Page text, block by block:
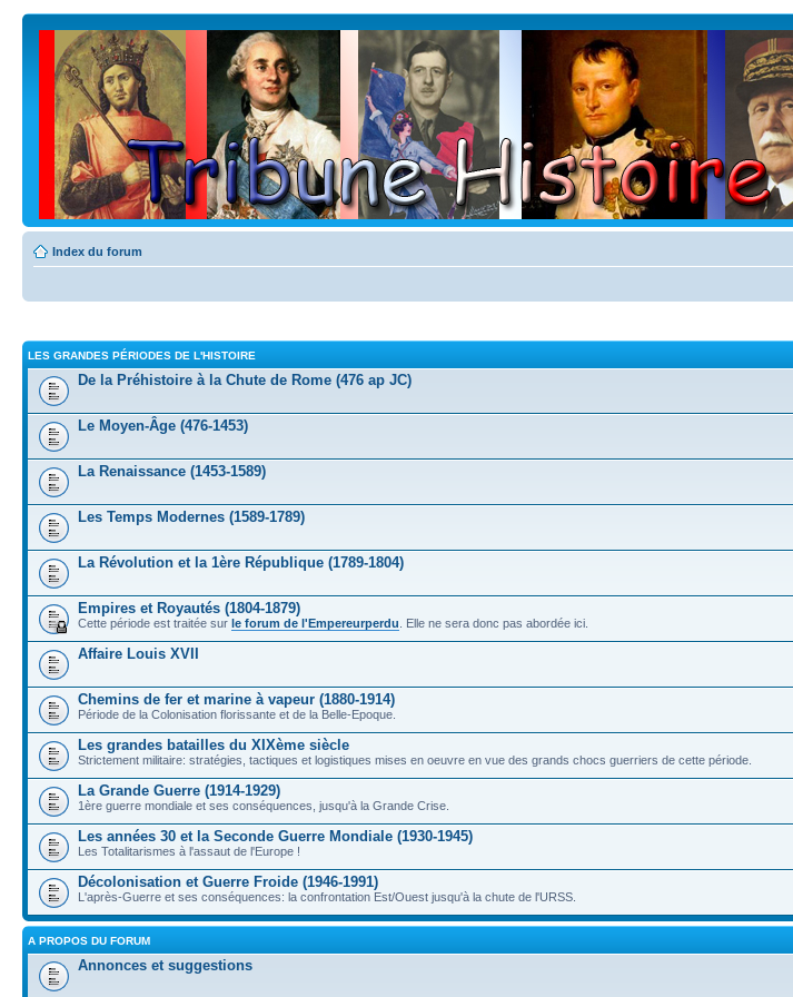
Index du forum
LES GRANDES PÉRIODES DE L'HISTOIRE
De la Préhistoire à la Chute de Rome (476 ap JC)
Le Moyen-Âge (476-1453)
La Renaissance (1453-1589)
Les Temps Modernes (1589-1789)
La Révolution et la 1ère République (1789-1804)
Empires et Royautés (1804-1879)
Cette période est traitée sur le forum de l'Empereurperdu . Elle ne sera donc pas abordée ici.
Affaire Louis XVII
Chemins de fer et marine à vapeur (1880-1914)
Période de la Colonisation florissante et de la Belle-Epoque.
Les grandes batailles du XIXème siècle
Strictement militaire: stratégies, tactiques et logistiques mises en oeuvre en vue des grands chocs guerriers de cette période.
La Grande Guerre (1914-1929)
1ère guerre mondiale et ses conséquences, jusqu'à la Grande Crise.
Les années 30 et la Seconde Guerre Mondiale (1930-1945)
Les Totalitarismes à l'assaut de l'Europe !
Décolonisation et Guerre Froide (1946-1991)
L'après-Guerre et ses conséquences: la confrontation Est/Ouest jusqu'à la chute de l'URSS.
A PROPOS DU FORUM
Annonces et suggestions